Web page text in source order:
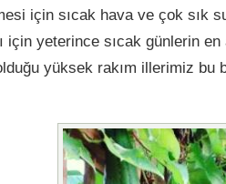
için sıcak hava ve çok sık
için yeterince sıcak günlerin
yüksek rakım illerimiz